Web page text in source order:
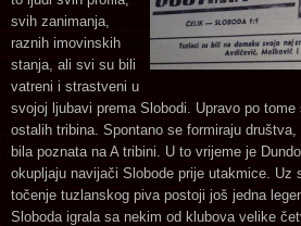
svih zanimanja,
raznih imovinskih
stanja, ali svi su bili
vatreni i strastveni u
svojoj ljubavi prema Slobodi. Upravo po
ostalih tribina. Spontano se formiraju
bila poznata na A tribini. U to vrijeme je
okupljaju navijači Slobode prije utakmice. Uz
točenje tuzlanskog piva postoji još jedna
Sloboda igrala sa nekim od klubova velike